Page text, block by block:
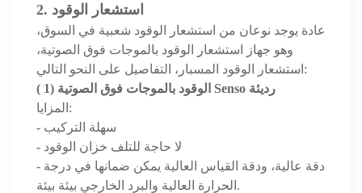
2. استشعار الوقود
عادة يوجد نوعان من استشعار الوقود شعبية في السوق،
وهو جهاز استشعار الوقود بالموجات فوق الصوتية،
استشعار الوقود المسبار، التفاصيل على النحو التالي:
(
1) الوقود بالموجات فوق الصوتية Senso رديئة
المزايا:
- سهلة التركيب
- لا حاجة للتلف خزان الوقود
- دقة عالية، ودقة القياس العالية يمكن ضمانها في درجة
الحرارة العالية والبرد الخارجي بيئة بيئة.